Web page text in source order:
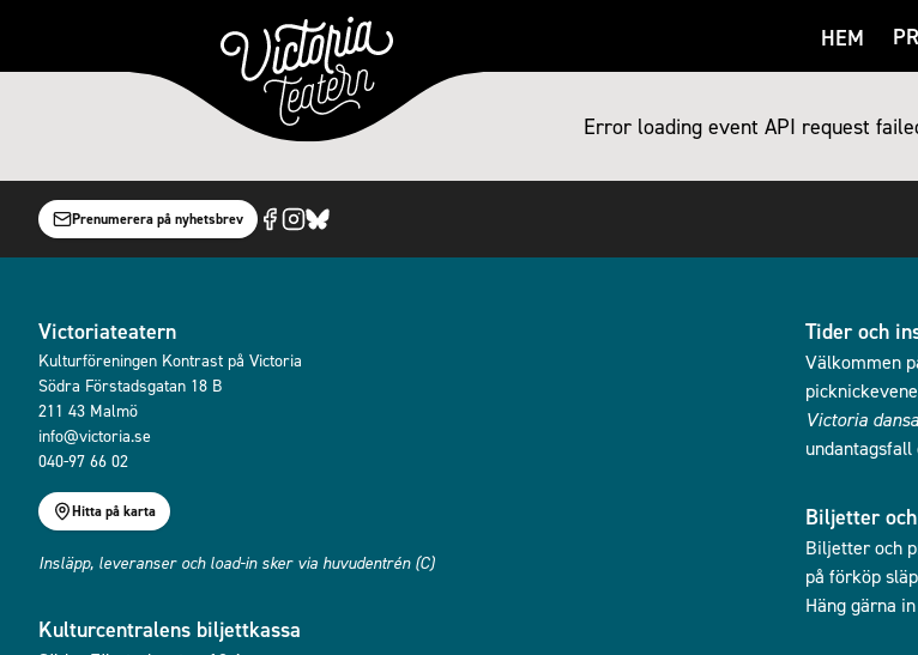
HEM
Error loading event API request
Prenumerera på nyhetsbrev
Victoriateatern
Kulturföreningen Kontrast på Victoria
Södra Förstadsgatan 18 B
211 43 Malmö
info@victoria.se
040-97 66 02
Hitta på karta
Insläpp, leveranser och load-in sker via huvudentrén (C)
Kulturcentralens biljettkassa
Tider och
Välkommen
Victoria
undantagsfall
Biljetter
Biljetter och
på förköp
Häng gärna